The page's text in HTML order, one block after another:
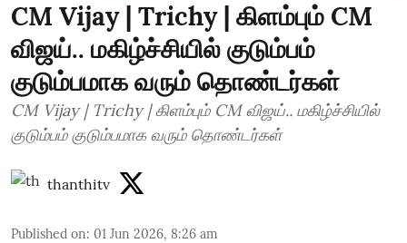
CM Vijay | Trichy | கிளம்பும் CM
விஜய்.. மகிழ்ச்சியில் குடும்பம்
குடும்பமாக வரும் தொண்டர்கள்
CM Vijay | Trichy | கிளம்பும் CM விஜய்.. மகிழ்ச்சியில்
குடும்பம் குடும்பமாக வரும் தொண்டர்கள்
thanthitv
Published on: 01 Jun 2026, 8:26 am